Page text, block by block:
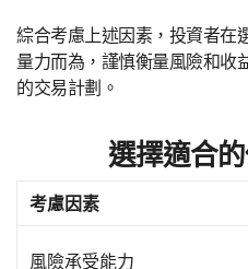
綜合考慮上述因素，投資者在
量力而為，謹慎衡量風險和收
的交易計劃。
選擇適合
考慮因素
風險承受能力